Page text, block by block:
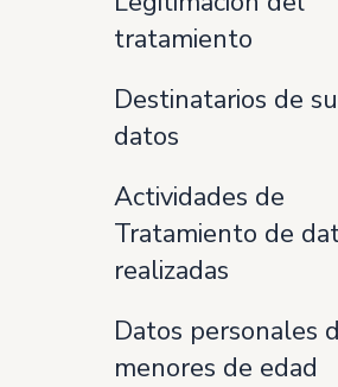
tratamiento
Destinatarios de
datos
Actividades de
Tratamiento de
realizadas
Datos personales
menores de edad